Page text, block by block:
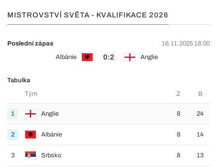
MISTROVSTVÍ SVĚTA - KVALIFIKACE 2026
Poslední zápas
16.11.2025 18:00
Albánie
0:2 Anglie
Tabulka
Tým
Z B
1 Anglie 8 24
2 Albánie 8 14
3 Srbsko 8 13